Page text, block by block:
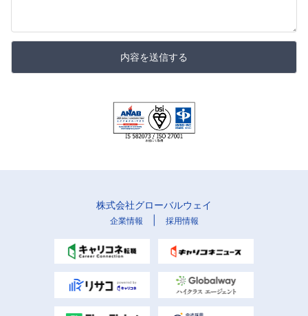
内容を送信する
株式会社グローバルウェイ
企業情報 採用情報